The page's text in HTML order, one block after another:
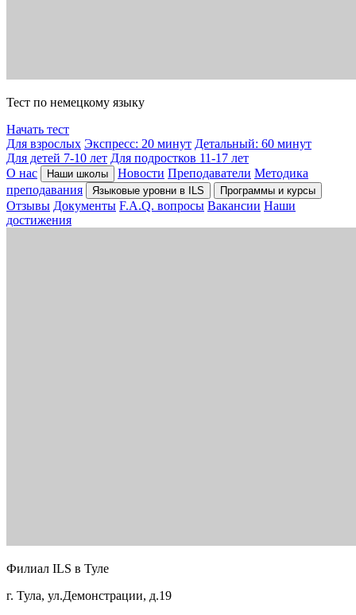
Тест по немецкому языку
Начать тест
Для взрослых Экспресс: 20 минут Детальный: 60 минут
Для детей 7-10 лет Для подростков 11-17 лет
О нас
Наши школы Новости Преподаватели Методика
преподавания
Языковые уровни в ILS Программы и курсы
Отзывы Документы F.A.Q. вопросы Вакансии Наши
достижения
Филиал ILS в Туле
г. Тула, ул.Демонстрации, д.19